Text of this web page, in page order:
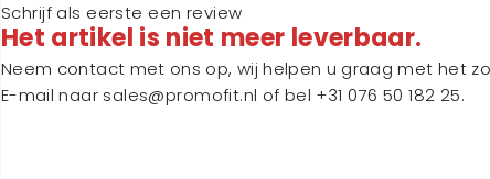
Schrijf als eerste een review
Het artikel is niet meer leverbaar.
Neem contact met ons op, wij helpen u graag met het
E-mail naar sales@promofit.nl of bel +31 076 50 182 25.